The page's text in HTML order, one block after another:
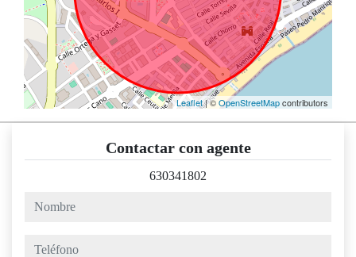
Leaflet| ©OpenStreetMapcontributors
Contactar con agente
630341802
nombre
teléfono